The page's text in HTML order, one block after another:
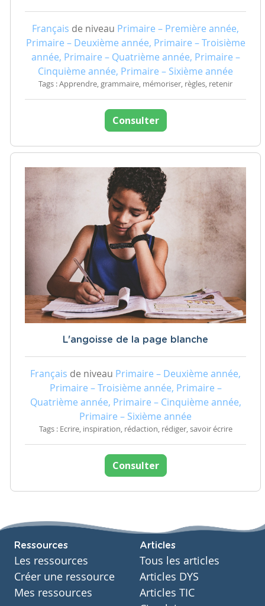
Français de niveau Primaire – Première année,
Primaire – Deuxième année, Primaire – Troisième
année, Primaire – Quatrième année, Primaire –
Cinquième année, Primaire – Sixième année
Tags : Apprendre, grammaire, mémoriser, règles, retenir
Consulter
L'angoisse de la page blanche
Français de niveau Primaire – Deuxième année,
Primaire – Troisième année, Primaire –
Quatrième année, Primaire – Cinquième année,
Primaire – Sixième année
Tags : Ecrire, inspiration, rédaction, rédiger, savoir écrire
Consulter
Ressources
Les ressources
Créer une ressource
Mes ressources
Articles
Tous les articles
Articles DYS
Articles TIC